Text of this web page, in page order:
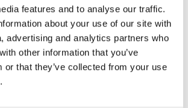
features and to analyse our traffic.
about your use of our site with
advertising and analytics partners who
other information that you’ve
or that they’ve collected from your use
a inglese nel mondo del lavoro
e new sulla lingua inglese
su film e musica
superiore ai 16 anni, dichiaro di acconsentire
miei dati personali in conformità